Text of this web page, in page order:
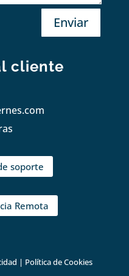
Enviar
cliente
soporte
Remota
| Política de Cookies